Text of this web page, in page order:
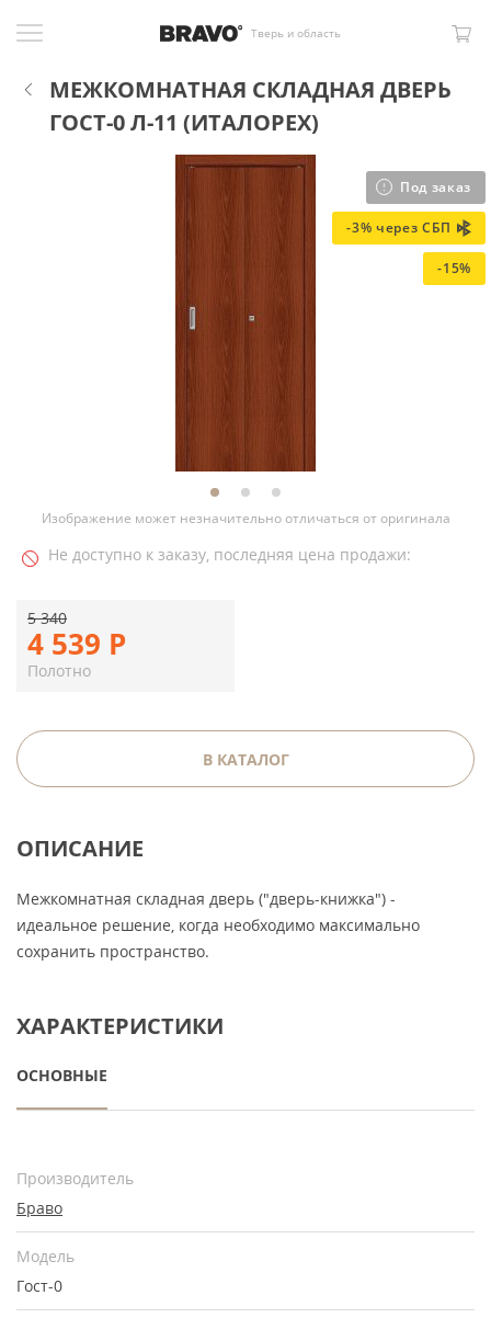
Тверь и область
МЕЖКОМНАТНАЯ СКЛАДНАЯ ДВЕРЬ
ГОСТ-0 Л-11 (ИТАЛОРЕХ)
Под заказ
-3% через СБП
-15%
Изображение может незначительно отличаться от оригинала
Не доступно к заказу, последняя цена продажи:
4 539 Р
5 340
Полотно
В КАТАЛОГ
ОПИСАНИЕ
Межкомнатная складная дверь ("дверь-книжка") -
идеальное решение, когда необходимо максимально
сохранить пространство.
ХАРАКТЕРИСТИКИ
ОСНОВНЫЕ
Производитель
Браво
Модель
Гост-0